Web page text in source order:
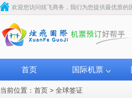
欢迎您访问炫飞商务，我们为您提供最优质的
首页 国际机票
当前位置： 首页 > 全球签证